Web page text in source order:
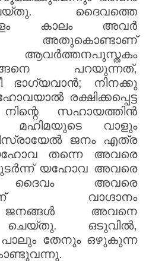
ദൈവത്തെ
കാലം അവർ
അതുകൊണ്ടാണ്
ആവർത്തനപുസ്തകം
പറയുന്നത്,
ഭാഗ്യവാൻ; നിനക്കു
രക്ഷിക്കപ്പെട്ട
സഹായത്തിൻ
മഹിമയുടെ വാളും
ജനം എത്ര
തന്നെ അവരെ
യഹോവ അവരെ
ദൈവം അവരെ
വാഗ്ദാനം
അവനെ
ചെയ്തു. ഒടുവിൽ,
തേനും ഒഴുകുന്ന